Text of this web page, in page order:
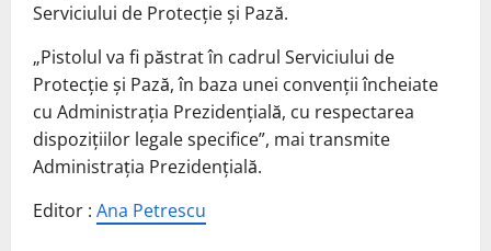
Serviciului de Protecție și Pază.
„Pistolul va fi păstrat în cadrul Serviciului de
Protecție și Pază, în baza unei convenții încheiate
cu Administrația Prezidențială, cu respectarea
dispozițiilor legale specifice”, mai transmite
Administrația Prezidențială.
Editor : Ana Petrescu